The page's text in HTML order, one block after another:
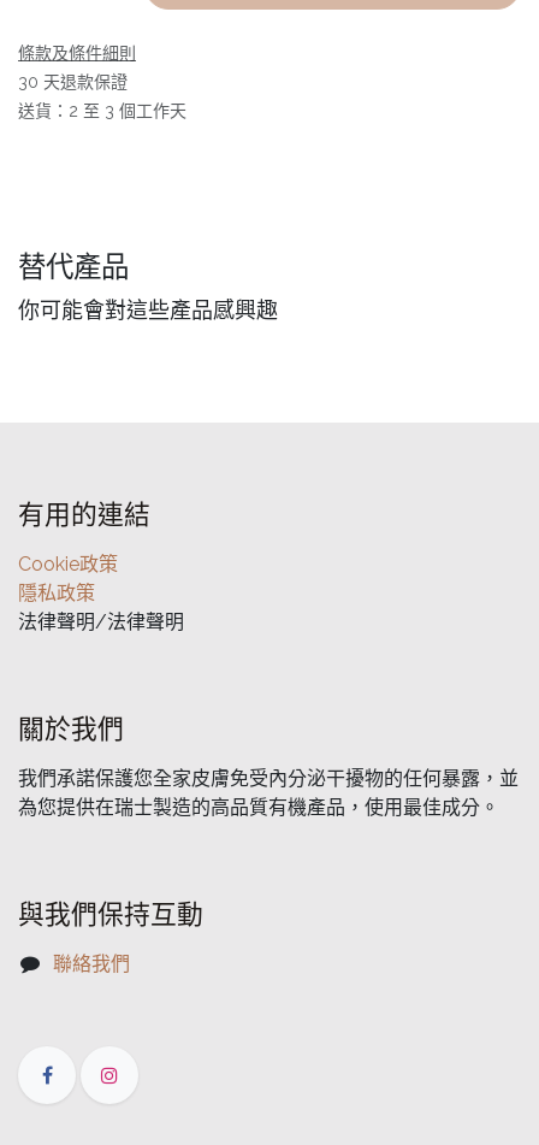
條款及條件細則
30 天退款保證
送貨：2 至 3 個工作天
替代產品
你可能會對這些產品感興趣
有用的連結
Cookie政策
隱私政策
法律聲明/法律聲明
關於我們
我們承諾保護您全家皮膚免受內分泌干擾物的任何暴露，並
為您提供在瑞士製造的高品質有機產品，使用最佳成分。
與我們保持互動
聯絡我們